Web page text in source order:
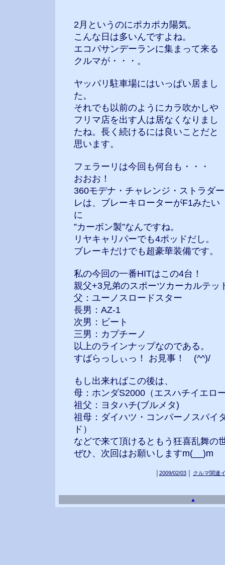
2月というのにポカポカ陽気。
こんな日は多いんですよね。
エコパサンデーランに集まって来る
クルマが・・・。
ヤッパリ駐車場にはいっぱい居まし
た。
それでも以前のようにカラ吹かしや
フリマ店を出す人は居なくなりまし
たね。長く続けるには良いことだと
思います。
フェラーリは今回も何台も・・・
おおお！
360モデナ・チャレンジ・ストラダー
レは、ブレーキローターがF1みたい
に
”カーボン製”なんですね。
リヤキャリパーでも4ポッドだし。
ブレーキだけでも超豪華装備です。
私の今回の一番HITはこの4台！
親父+3兄弟のスポーツカーカルテッ
父：ユーノスロードスター
長男：AZ-1
次男：ビート
三男：カプチーノ
以上のラインナップなのである。
すばらっしぃっ！ お見事！ (^^)/
もし出来ればこの後は、
母：ホンダS2000（エスハチイエロ
祖父：ヨタハチ(ブルメタ)
祖母：ダイハツ・コンパーノスパイ
ド）
などで来て頂けるともう狂喜乱舞の
ぜひ、次回はお願いしますm(__)m
2009/02/03 クルマ関連
▲